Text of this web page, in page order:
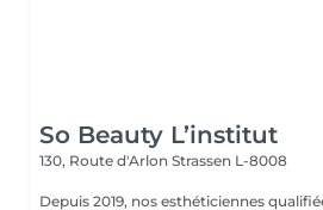
So Beauty L’institut
130, Route d'Arlon Strassen L-8008
Depuis 2019, nos esthéticiennes